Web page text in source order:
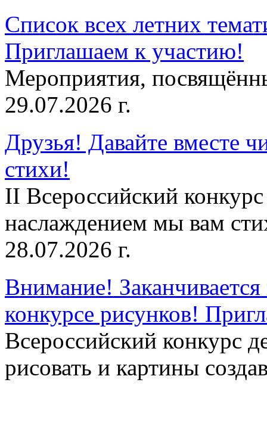
Список всех летних
Приглашаем к участию!
Мероприятия,
29.07.2026 г.
Друзья! Давайте вместе
стихи!
II Всероссийский
наслаждением мы вам
28.07.2026 г.
Внимание!
конкурсе рисунков!
Всероссийский конкурс
рисовать и картины